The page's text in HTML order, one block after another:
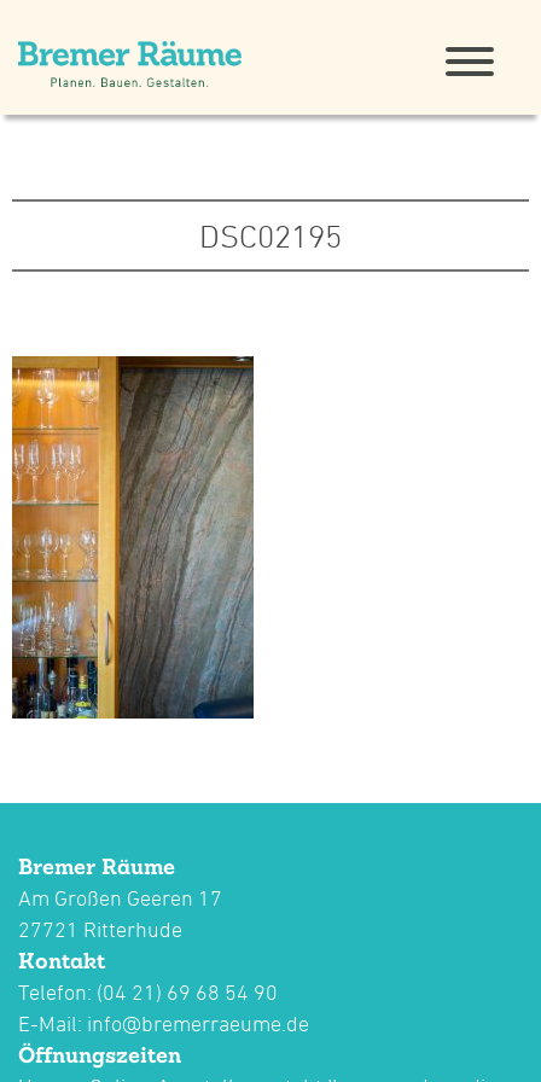
DSC02195
Bremer Räume
Am Großen Geeren 17
27721 Ritterhude
Kontakt
Telefon: (04 21) 69 68 54 90
E-Mail: info@bremerraeume.de
Öffnungszeiten